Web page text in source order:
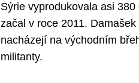
Sýrie vyprodukovala asi
začal v roce 2011.
nacházejí na východním
militanty.